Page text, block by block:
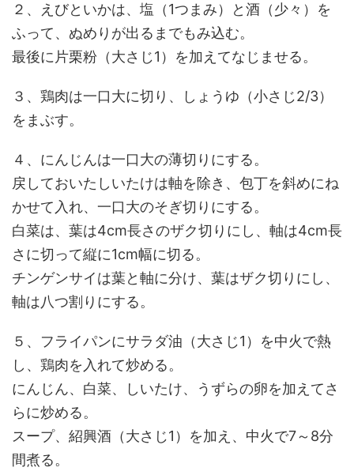
２、えびといかは、塩（1つまみ）と酒（少々）を
ふって、ぬめりが出るまでもみ込む。
最後に片栗粉（大さじ1）を加えてなじませる。
３、鶏肉は一口大に切り、しょうゆ（小さじ2/3）
をまぶす。
４、にんじんは一口大の薄切りにする。
戻しておいたしいたけは軸を除き、包丁を斜めにね
かせて入れ、一口大のそぎ切りにする。
白菜は、葉は4cm長さのザク切りにし、軸は4cm長
さに切って縦に1cm幅に切る。
チンゲンサイは葉と軸に分け、葉はザク切りにし、
軸は八つ割りにする。
５、フライパンにサラダ油（大さじ1）を中火で熱
し、鶏肉を入れて炒める。
にんじん、白菜、しいたけ、うずらの卵を加えてさ
らに炒める。
スープ、紹興酒（大さじ1）を加え、中火で7～8分
間煮る。